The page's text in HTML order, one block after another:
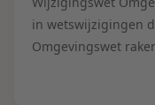
Dichtbij de
in wetswijzigingen
Omgevingswet